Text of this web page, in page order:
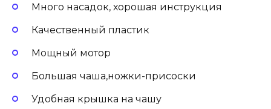
Много насадок, хорошая инструкция
Качественный пластик
Мощный мотор
Большая чаша,ножки-присоски
Удобная крышка на чашу